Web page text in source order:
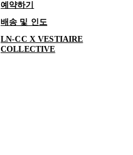
예약하기
배송 및 인도
LN-CC X VESTIAIRE
COLLECTIVE